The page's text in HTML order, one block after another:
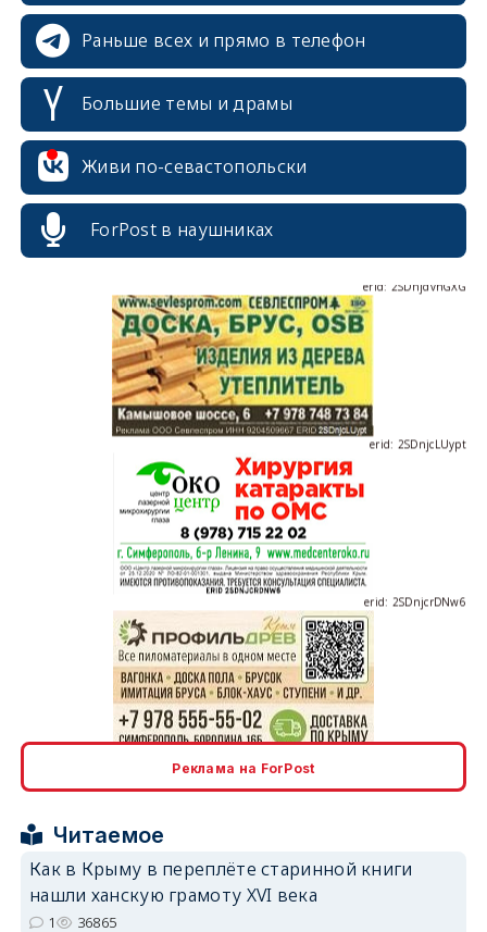
Раньше всех и прямо в телефон
Большие темы и драмы
Живи по-севастопольски
ForPost в наушниках
erid: 2SDnjcLUypt
erid: 2SDnjcrDNw6
erid: 2SDnjdPjgYS
Реклама на ForPost
Читаемое
Как в Крыму в переплёте старинной книги
нашли ханскую грамоту XVI века
1 36865